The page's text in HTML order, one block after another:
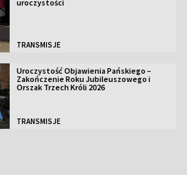
uroczystości
TRANSMISJE
Uroczystość Objawienia Pańskiego –
Zakończenie Roku Jubileuszowego i
Orszak Trzech Króli 2026
TRANSMISJE